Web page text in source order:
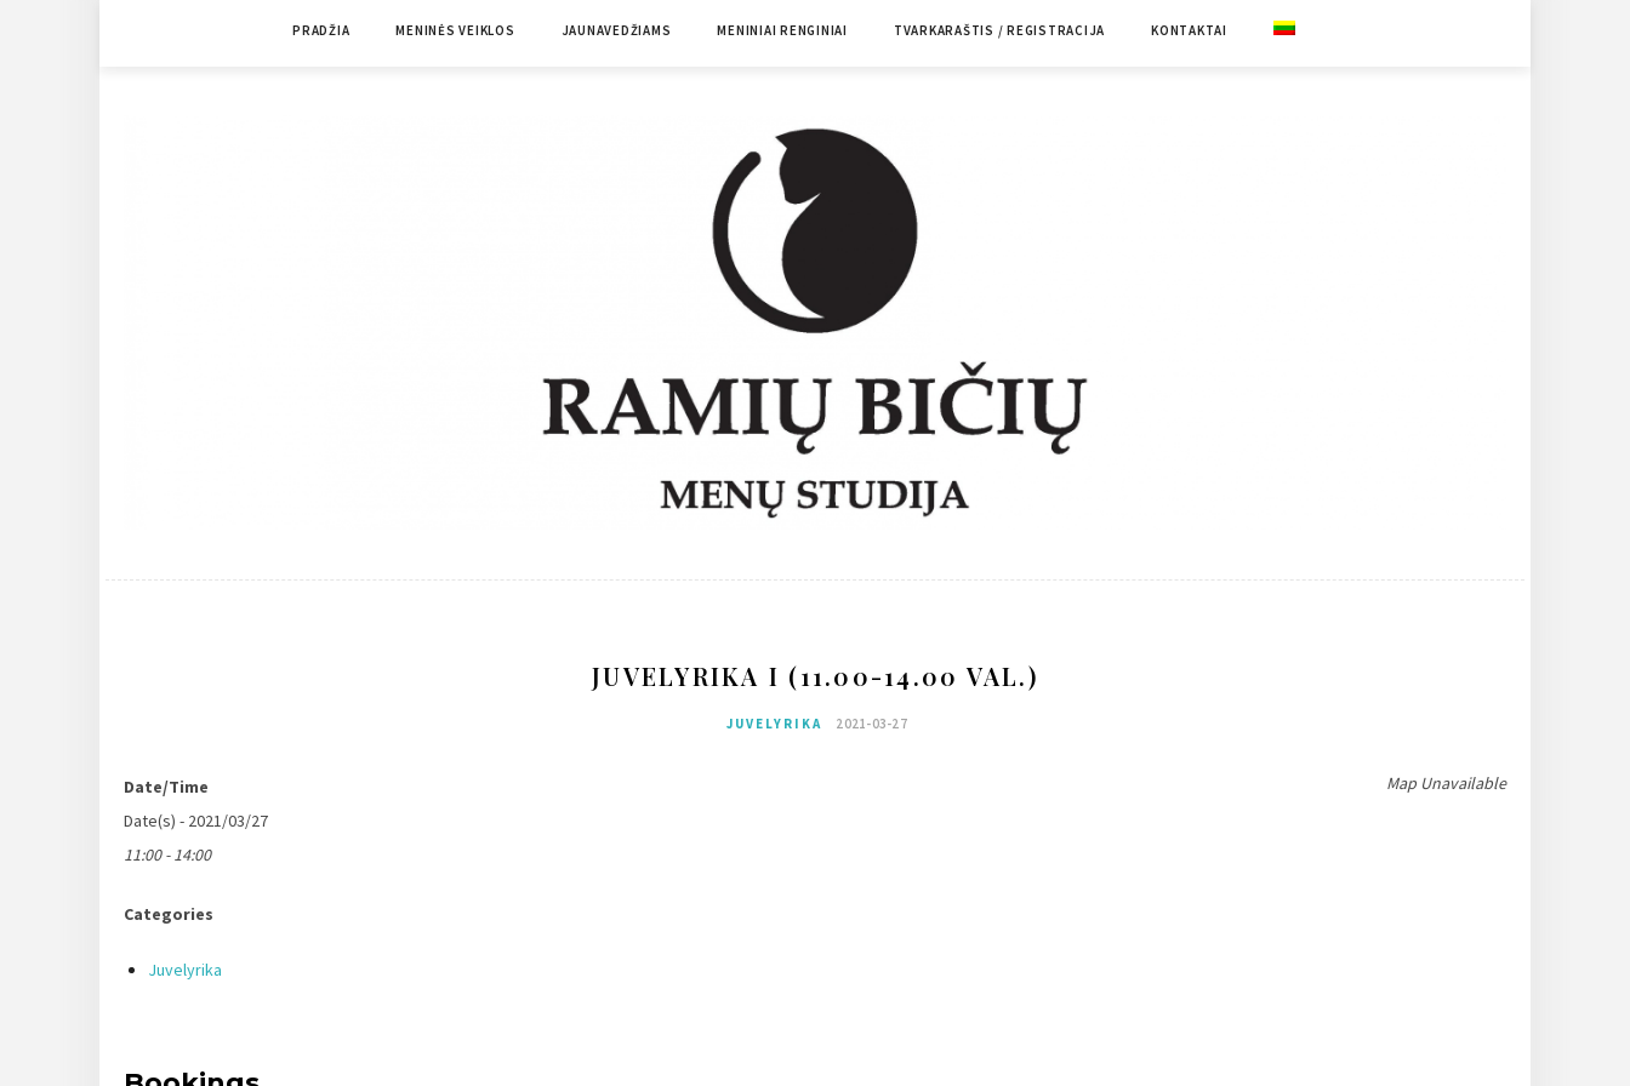
PRADŽIA MENINĖS VEIKLOS JAUNAVEDŽIAMS MENINIAI RENGINIAI TVARKARAŠTIS / REGISTRACIJA KONTAKTAI
JUVELYRIKA I (11.00-14.00 VAL.)
JUVELYRIKA 2021-03-27
Map Unavailable
Date/Time
Date(s) - 2021/03/27
11:00 - 14:00
Categories
Juvelyrika